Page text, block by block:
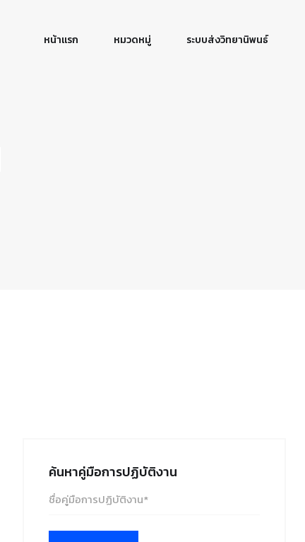
หน้าแรก หมวดหมู่ ระบบส่งวิทยานิพนธ์
ค้นหาคู่มือการปฏิบัติงาน